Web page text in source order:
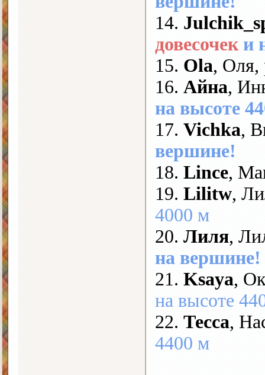
14.
довесочек и
15. Ola,
16. Айна,
на высоте
17. Vichka,
вершине!
18. Lince,
19. Lilitw,
4000 м
20. Лиля,
на вершине!
21. Ksaya,
на высоте
22. Тесса,
4400 м